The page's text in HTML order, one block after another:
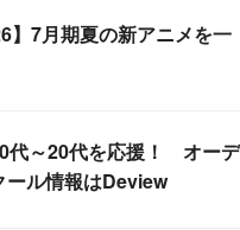
】7月期夏の新アニメを一
代～20代を応援！ オーデ
ール情報はDeview